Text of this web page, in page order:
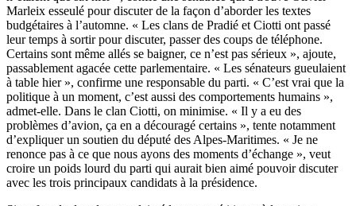
Marleix esseulé pourdiscuter de la façon d’aborder les textes
budgétaires à l’automne. « Les clans de Pradié et Ciotti ont passé
leur temps à sortir pour discuter, passer des coups de téléphone.
Certains sont même allés se baigner, ce n’est pas sérieux », ajoute,
passablement agacée cette parlementaire. « Les sénateurs gueulaient
à table hier », confirme une responsable du parti. « C’est vrai que la
politique à un moment, c’est aussi des comportements humains »,
admet-elle. Dans le clan Ciotti, on minimise. « Il y a eu des
problèmes d’avion, ça en a découragé certains », tente notamment
d’expliquer un soutien du député des Alpes-Maritimes. « Je ne
renonce pas à ce que nous ayons des moments d’échange », veut
croire un poids lourd du parti qui aurait bien aimé pouvoir discuter
avec les trois principaux candidats à la présidence.